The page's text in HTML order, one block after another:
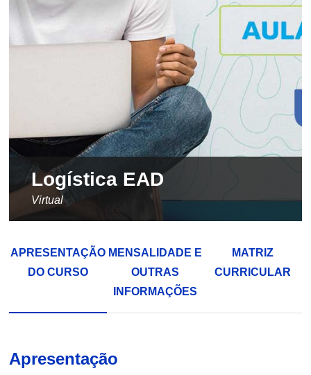
Logística EAD
Virtual
APRESENTAÇÃO
DO CURSO
MENSALIDADE E
OUTRAS
INFORMAÇÕES
MATRIZ
CURRICULAR
Apresentação